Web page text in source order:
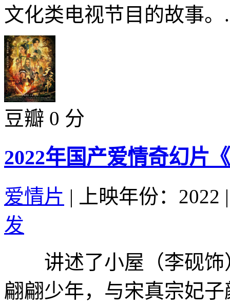
文化类电视节目的故事
豆瓣 0 分
2022年国产爱情奇幻片
爱情片 | 上映年份：2022 |
发
讲述了小屋（李砚饰
翩翩少年，与宋真宗妃